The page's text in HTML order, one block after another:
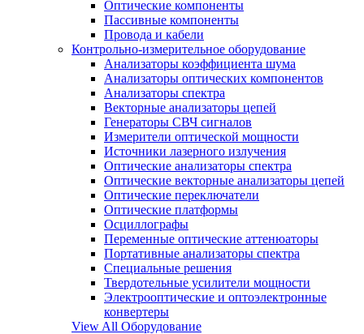
Оптические компоненты
Пассивные компоненты
Провода и кабели
Контрольно-измерительное оборудование
Анализаторы коэффициента шума
Анализаторы оптических компонентов
Анализаторы спектра
Векторные анализаторы цепей
Генераторы СВЧ сигналов
Измерители оптической мощности
Источники лазерного излучения
Оптические анализаторы спектра
Оптические векторные анализаторы цепей
Оптические переключатели
Оптические платформы
Осциллографы
Переменные оптические аттенюаторы
Портативные анализаторы спектра
Специальные решения
Твердотельные усилители мощности
Электрооптические и оптоэлектронные
конвертеры
View All Оборудование